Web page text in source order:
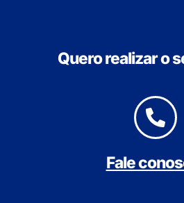
Quero realizar o
Fale